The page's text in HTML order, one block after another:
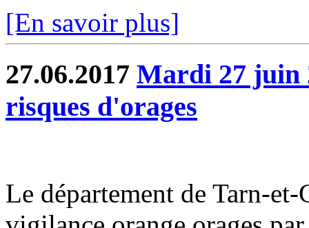
[En savoir plus]
27.06.2017 Mardi 27 juin
risques d'orages
Le département de Tarn-